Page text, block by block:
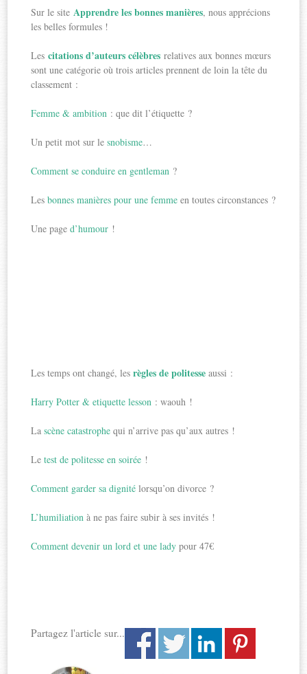
Sur le site Apprendre les bonnes manières, nous apprécions
les belles formules !
Lescitations d’auteurs célèbres relatives aux bonnes mœurs
sont une catégorie où trois articles prennent de loin la tête du
classement :
Femme & ambition : que dit l’étiquette ?
Un petit mot sur lesnobisme…
Comment se conduire en gentleman ?
Lesbonnes manières pour une femme en toutes circonstances ?
Une paged’humour !
Les temps ont changé, lesrègles de politesse aussi :
Harry Potter & etiquette lesson : waouh !
Lascène catastrophe qui n’arrive pas qu’aux autres !
Letest de politesse en soirée !
Comment garder sa dignité lorsqu’on divorce ?
L’humiliation à ne pas faire subir à ses invités !
Comment devenir un lord et une lady pour 47€
Partagez l'article sur...